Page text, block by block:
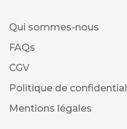
Qui sommes-nous
FAQs
CGV
Politique de
Mentions légales